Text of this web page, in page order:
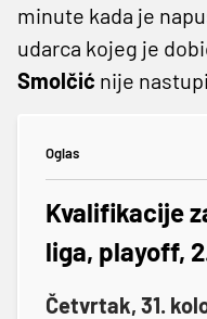
minute kada je
udarca kojeg je
Smolčić nije
Oglas
Kvalifikacije
liga, playoff,
Četvrtak, 31.